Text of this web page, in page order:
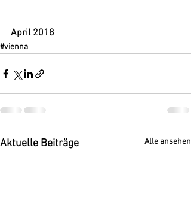
April 2018
#vienna
Aktuelle Beiträge Alle ansehen